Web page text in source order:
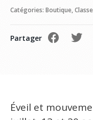
Catégories: Boutique,
Partager
Éveil et